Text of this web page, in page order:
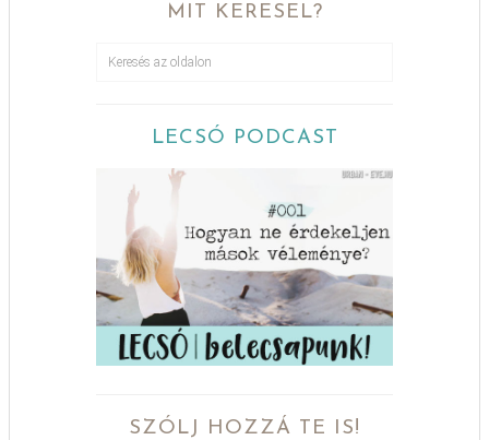
MIT KERESEL?
LECSÓ PODCAST
SZÓLJ HOZZÁ TE IS!